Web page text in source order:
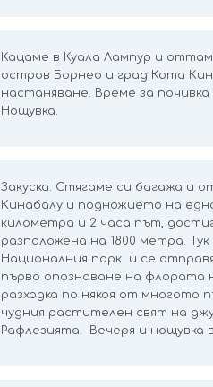
Кацаме в Куала Лампур и
остров Борнео и град Кота
настаняване. Време за
Нощувка.
Закуска. Стягаме си багажа и
Кинабалу и подножието на
километра и 2 часа път,
разположена на 1800 метра.
Националния парк и се
първо опознаване на флората
разходка по някоя от многото
чудния растителен свят на
Рафлезията. Вечеря и нощувка